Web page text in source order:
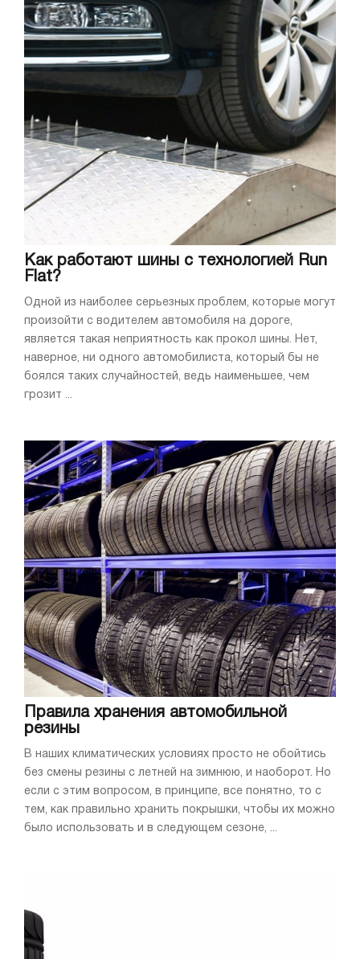
Как работают шины с технологией Run
Flat?
Одной из наиболее серьезных проблем, которые могут
произойти с водителем автомобиля на дороге,
является такая неприятность как прокол шины. Нет,
наверное, ни одного автомобилиста, который бы не
боялся таких случайностей, ведь наименьшее, чем
грозит ...
Правила хранения автомобильной
резины
В наших климатических условиях просто не обойтись
без смены резины с летней на зимнюю, и наоборот. Но
если с этим вопросом, в принципе, все понятно, то с
тем, как правильно хранить покрышки, чтобы их можно
было использовать и в следующем сезоне, ...